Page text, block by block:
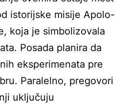
istorijske misije Apolo-
koja je simbolizovala
Posada planira da
eksperimenata pre
Paralelno, pregovori
uključuju